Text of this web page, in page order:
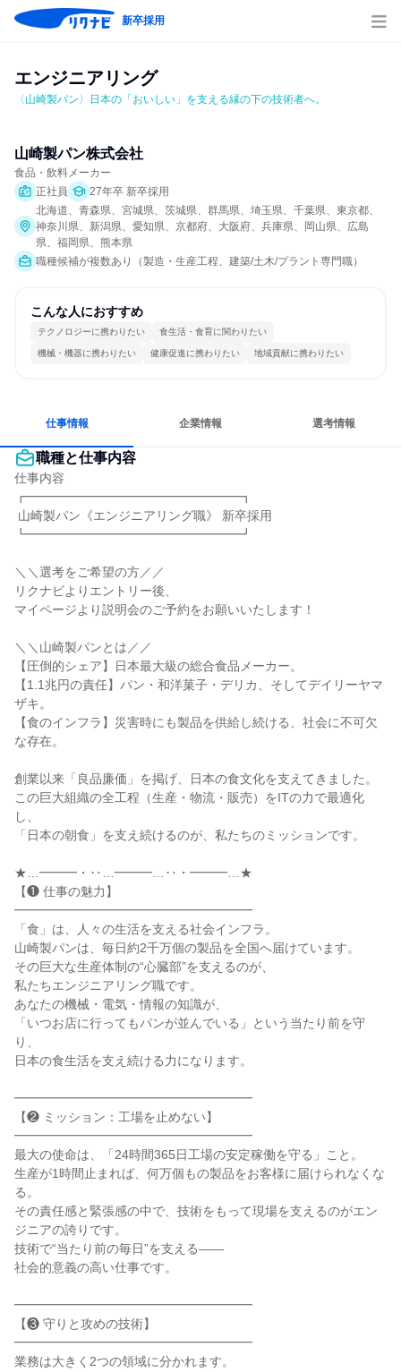
新卒採用
エンジニアリング
〈山崎製パン〉日本の「おいしい」を支える縁の下の技術者へ。
山崎製パン株式会社
食品・飲料メーカー
正社員
27年卒 新卒採用
北海道、青森県、宮城県、茨城県、群馬県、埼玉県、千葉県、東京都、
神奈川県、新潟県、愛知県、京都府、大阪府、兵庫県、岡山県、広島
県、福岡県、熊本県
職種候補が複数あり（製造・生産工程、建築/土木/プラント専門職）
こんな人におすすめ
テクノロジーに携わりたい 食生活・食育に関わりたい
機械・機器に携わりたい 健康促進に携わりたい 地域貢献に携わりたい
仕事情報 企業情報 選考情報
職種と仕事内容
仕事内容
┏━━━━━━━━━━━━━━━━━┓
┗━━━━━━━━━━━━━━━━━┛
＼＼選考をご希望の方／／
リクナビよりエントリー後、
マイページより説明会のご予約をお願いいたします！
＼＼山崎製パンとは／／
【圧倒的シェア】日本最大級の総合食品メーカー。
【1.1兆円の責任】パン・和洋菓子・デリカ、そしてデイリーヤマ
ザキ。
【食のインフラ】災害時にも製品を供給し続ける、社会に不可欠
な存在。
創業以来「良品廉価」を掲げ、日本の食文化を支えてきました。
この巨大組織の全工程（生産・物流・販売）をITの力で最適化
し、
「日本の朝食」を支え続けるのが、私たちのミッションです。
★…━━━・‥…━━━…‥・━━━…★
【❶ 仕事の魅力】
━━━━━━━━━━━━━━━━━━━
「食」は、人々の生活を支える社会インフラ。
山崎製パンは、毎日約2千万個の製品を全国へ届けています。
その巨大な生産体制の“心臓部”を支えるのが、
私たちエンジニアリング職です。
あなたの機械・電気・情報の知識が、
「いつお店に行ってもパンが並んでいる」という当たり前を守
り、
日本の食生活を支え続ける力になります。
━━━━━━━━━━━━━━━━━━━
【❷ ミッション：工場を止めない】
━━━━━━━━━━━━━━━━━━━
最大の使命は、「24時間365日工場の安定稼働を守る」こと。
生産が1時間止まれば、何万個もの製品をお客様に届けられなくな
る。
その責任感と緊張感の中で、技術をもって現場を支えるのがエン
ジニアの誇りです。
技術で“当たり前の毎日”を支える――
社会的意義の高い仕事です。
━━━━━━━━━━━━━━━━━━━
【❸ 守りと攻めの技術】
━━━━━━━━━━━━━━━━━━━
業務は大きく2つの領域に分かれます。